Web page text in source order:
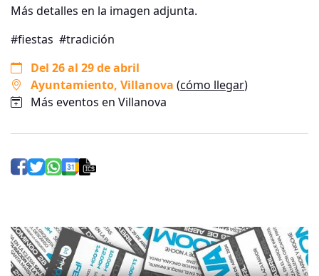
Más detalles en la imagen adjunta.
#fiestas #tradición
Del 26 al 29 de abril
Ayuntamiento, Villanova (cómo llegar)
Más eventos en Villanova